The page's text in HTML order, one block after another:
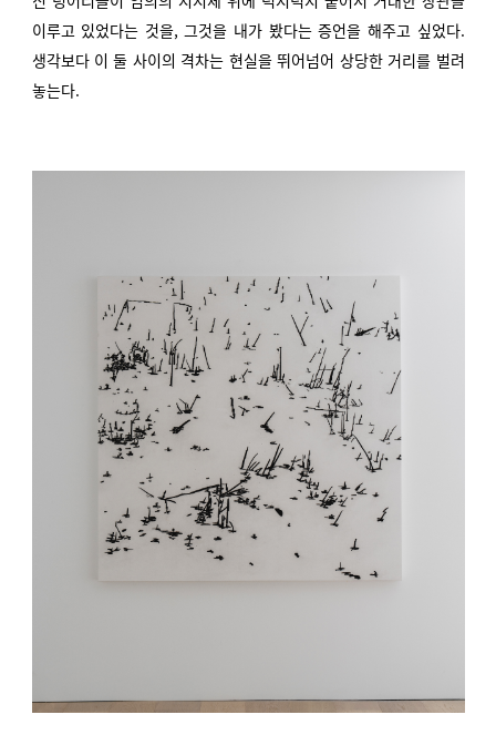
이루고 있었다는 것을, 그것을 내가 봤다는 증언을 해주고 싶었다.
생각보다 이 둘 사이의 격차는 현실을 뛰어넘어 상당한 거리를 벌려
놓는다.